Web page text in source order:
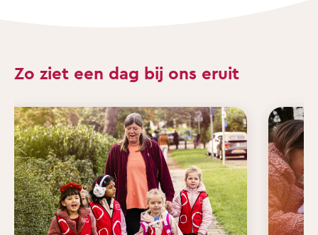
Zo ziet een dag bij ons eruit